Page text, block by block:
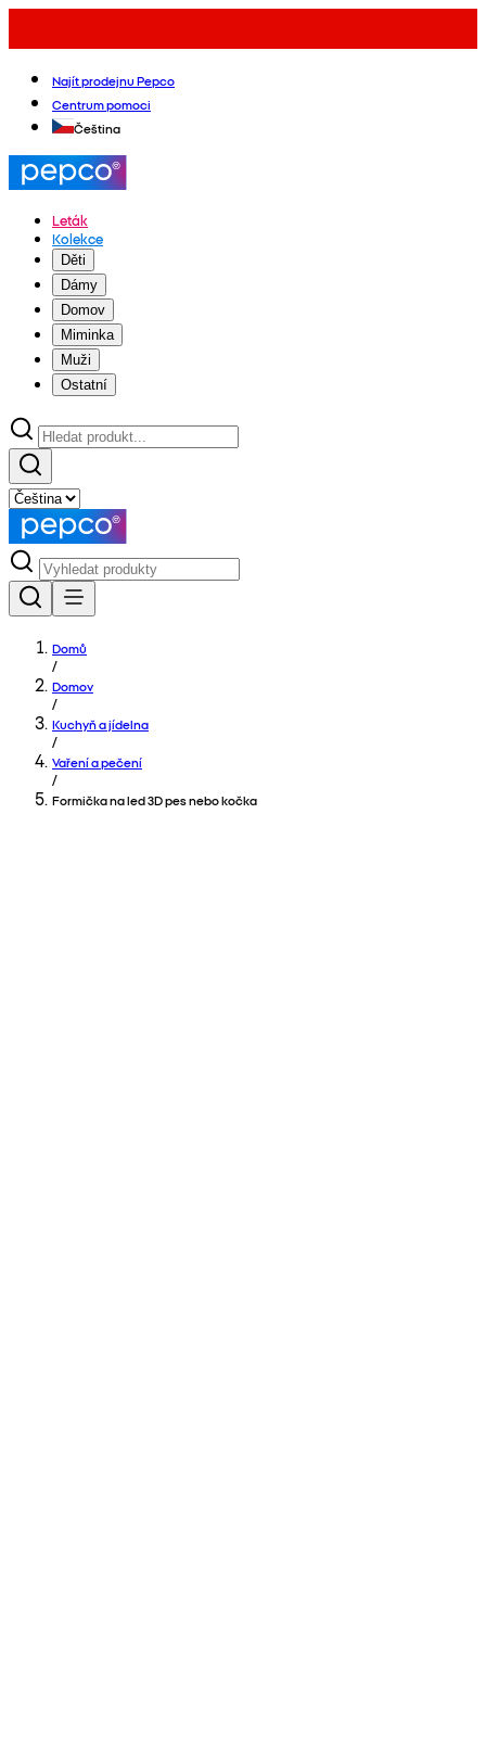
Najít prodejnu Pepco
Centrum pomoci
Čeština
Leták
Kolekce
Děti
Dámy
Domov
Miminka
Muži
Ostatní
Domů
/
Domov
/
Kuchyň a jídelna
/
Vaření a pečení
/
Formička na led 3D pes nebo kočka